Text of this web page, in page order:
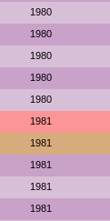
1980
1980
1980
1980
1980
1981
1981
1981
1981
1981